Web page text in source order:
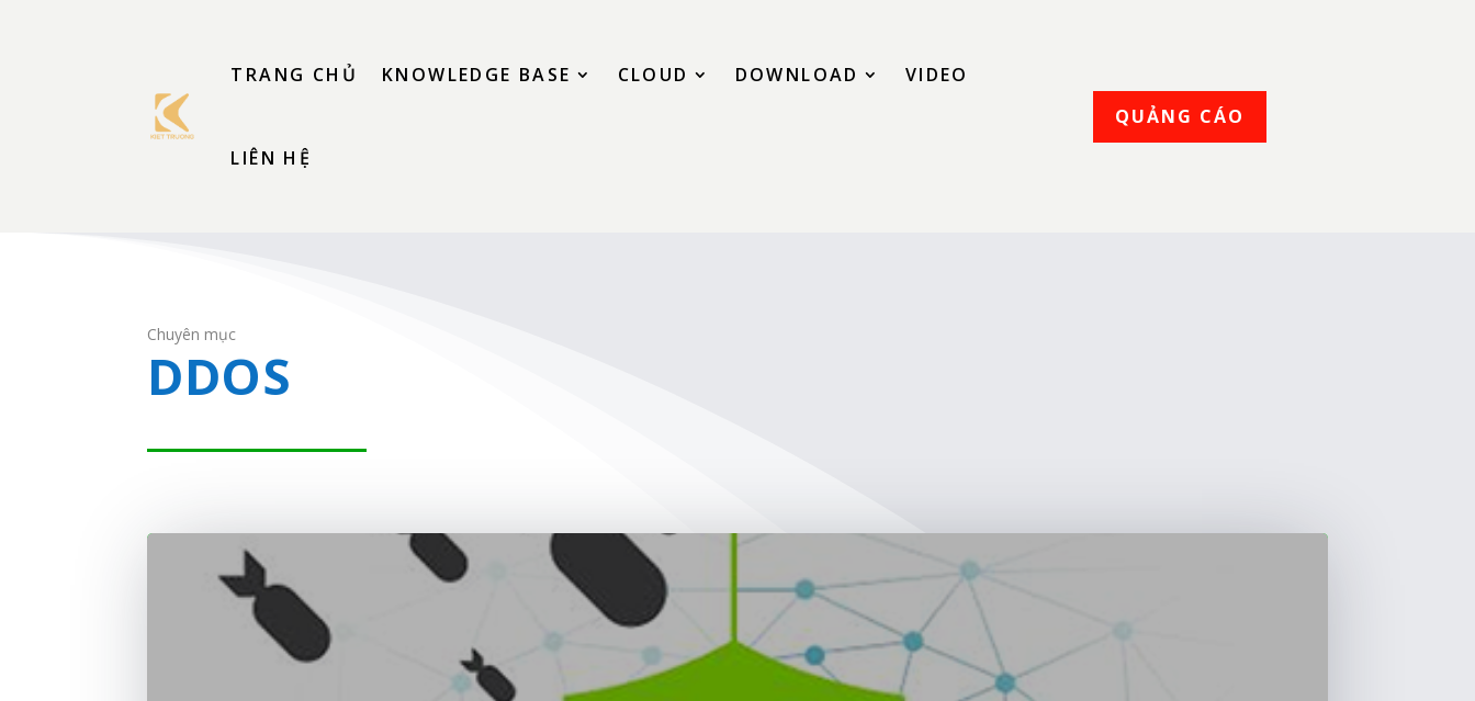
TRANG CHỦ KNOWLEDGE BASE CLOUD DOWNLOAD VIDEO
LIÊN HỆ
QUẢNG CÁO
Chuyên mục
DDOS